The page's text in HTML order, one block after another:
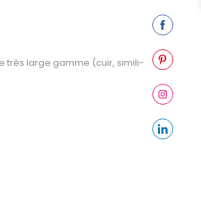
très large gamme (cuir, simili-
on
Facebook
on
Pinterest
on
Instagram